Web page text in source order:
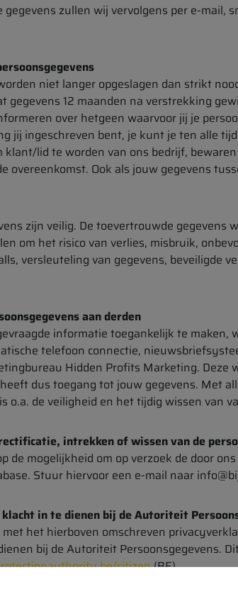
gegevens zullen wij vervolgens per e-mail,
niet langer opgeslagen dan strikt
gegevens 12 maanden na verstrekking
over hetgeen waarvoor jij je
jij ingeschreven bent, je kunt je ten alle
lid te worden van ons bedrijf,
overeenkomst. Ook als jouw gegevens
zijn veilig. De toevertrouwde
om het risico van verlies, misbruik,
versleuteling van gegevens, beveiligde
aan derden
informatie toegankelijk te
telefoon connectie,
Hidden Profits Marketing.
dus toegang tot jouw gegevens. Met
o.a. de veiligheid en het tijdig wissen van
intrekken of wissen van de
de mogelijkheid om op verzoek de door
Stuur hiervoor een e-mail naar
in te dienen bij de Autoriteit
het hierboven omschreven
bij de Autoriteit Persoonsgegevens.
citizen(BE)